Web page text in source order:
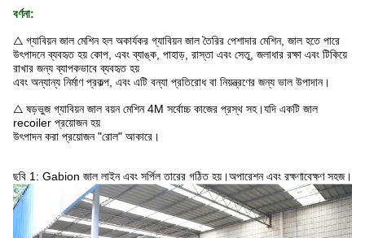
বর্ণনা:
△ গ্যাবিয়ন জাল মেশিন হল অকার্যকর গ্যাবিয়ন জাল তৈরির পেশাদার মেশিন, জাল হতে পারে
উৎপাদনে ব্যবহৃত হয় কোপ, এবং ব্যাঙ্ক, পাহাড়, রাস্তা এবং সেতু, জলাধার রক্ষা এবং টিকিয়ে
রাখার জন্য ব্যাপকভাবে ব্যবহৃত হয়
এবং অন্যান্য নির্মাণ প্রকল্প, এবং এটি বন্যা প্রতিরোধ বা নিয়ন্ত্রণের জন্য ভাল উপাদান।
△ ষড়ভুজ গ্যাবিয়ন জাল বয়ন মেশিন 4M সর্বোচ্চ কাজের প্রস্থ সহ।যদি একটি জাল
recoiler প্রয়োজন হয়
উৎপাদন করা প্রয়োজন"রোল" আকারে।
ছবি 1: Gabion জাল লাইন এবং সর্পিল তারের গঠিত হয়।অপারেশন এবং রক্ষণাবেক্ষণ সহজ।